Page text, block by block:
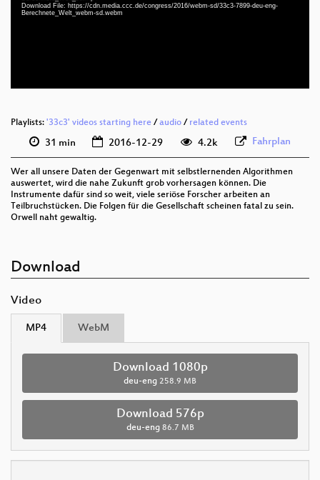
Download File: https://cdn.media.ccc.de/congress/2016/webm-sd/33c3-7899-deu-eng-
Berechnete_Welt_webm-sd.webm
deu
deu-eng 1080p (webm)
Playlists: '33c3' videos starting here /audio / related events
31 min 2016-12-29 4.2k Fahrplan
Wer all unsere Daten der Gegenwart mit selbstlernenden Algorithmen
auswertet, wird die nahe Zukunft grob vorhersagen können. Die
Instrumente dafür sind so weit, viele seriöse Forscher arbeiten an
Teilbruchstücken. Die Folgen für die Gesellschaft scheinen fatal zu sein.
Orwell naht gewaltig.
Download
Video
MP4 WebM
Download 1080p
deu-eng 258.9 MB
Download 576p
deu-eng 86.7 MB